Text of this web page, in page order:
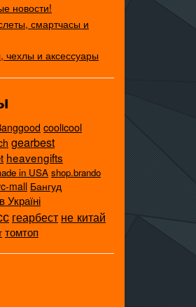
новости!
смартчасы и
и аксессуары
coolicool
gearbest
heavengifts
in USA shop.brando
mall Бангуд
Україні
геарбест не китай
томтоп